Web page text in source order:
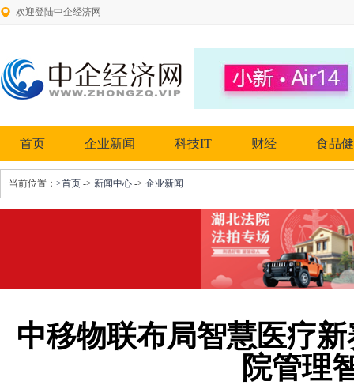
欢迎登陆中企经济网
首页 企业新闻 科技IT 财经 食品
当前位置： >首页 -> 新闻中心 -> 企业新闻
中移物联布局智慧医疗
院管理